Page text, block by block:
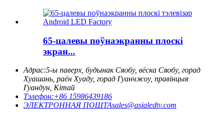
65-цалевы поўнаэкранны плоскі
экран...
Адрас:5-ы паверх, будынак Сяобу, вёска Сяобу, горад
Хуашань, раён Хуаду, горад Гуанчжоу, правінцыя
Гуандун, Кітай
Тэлефон:+86 15986439186
ЭЛЕКТРОННАЯ ПОШТАsales@asialedtv.com